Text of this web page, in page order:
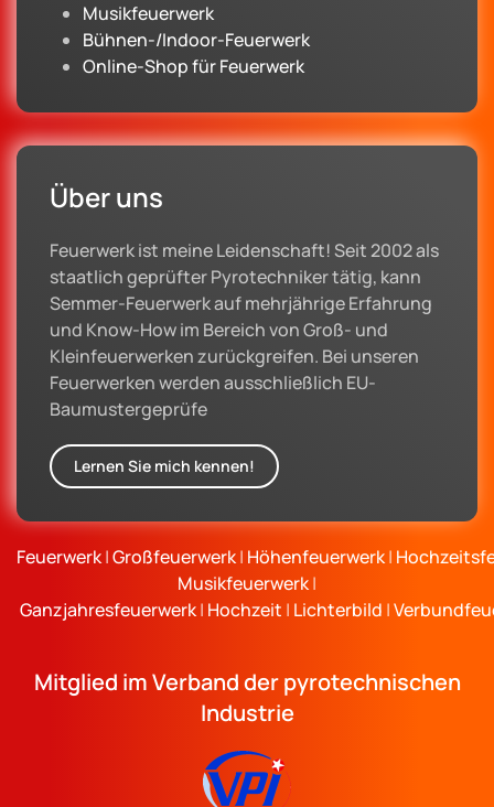
Musikfeuerwerk
Bühnen-/Indoor-Feuerwerk
Online-Shop für Feuerwerk
Über uns
Feuerwerk ist meine Leidenschaft! Seit 2002 als
staatlich geprüfter Pyrotechniker tätig, kann
Semmer-Feuerwerk auf mehrjährige Erfahrung
und Know-How im Bereich von Groß- und
Kleinfeuerwerken zurückgreifen. Bei unseren
Feuerwerken werden ausschließlich EU-
Baumustergeprüfe
Lernen Sie mich kennen!
Feuerwerk|Großfeuerwerk| Höhenfeuerwerk|
Musikfeuerwerk|
Ganzjahresfeuerwerk| Hochzeit | Lichterbild |
Mitglied im Verband der pyrotechnischen
Industrie